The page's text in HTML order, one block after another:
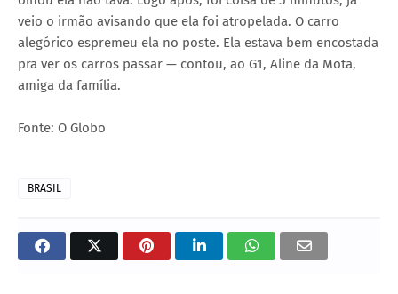
veio o irmão avisando que ela foi atropelada. O carro
alegórico espremeu ela no poste. Ela estava bem encostada
pra ver os carros passar — contou, ao G1, Aline da Mota,
amiga da família.
Fonte: O Globo
BRASIL